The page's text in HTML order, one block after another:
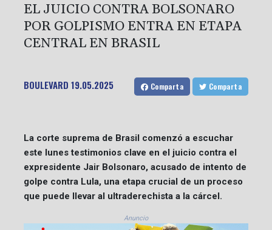
EL JUICIO CONTRA BOLSONARO
POR GOLPISMO ENTRA EN ETAPA
CENTRAL EN BRASIL
BOULEVARD 19.05.2025 Comparta Comparta
La corte suprema de Brasil comenzó a escuchar
este lunes testimonios clave en el juicio contra el
expresidente Jair Bolsonaro, acusado de intento de
golpe contra Lula, una etapa crucial de un proceso
que puede llevar al ultraderechista a la cárcel.
Anuncio